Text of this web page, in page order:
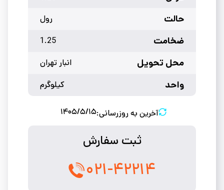
حالت رول
ضخامت 1.25
محل تحویل انبار تهران
واحد کیلوگرم
آخرین به روزرسانی:۱۴۰۵/۵/۱۵
ثبت سفارش
۰۲۱-۴۲۲۱۴